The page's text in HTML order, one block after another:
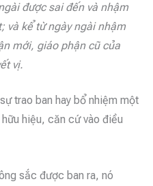
được sai đến và nhậm
và kể từ ngày ngài nhậm
mới, giáo phận cũ của
vị.
trao ban hay bổ nhiệm một
hiệu, căn cứ vào điều
sắc được ban ra, nó